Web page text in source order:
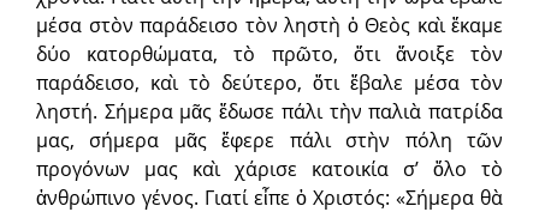
μέσα στὸν παράδεισο τὸν ληστὴ ὁ Θεὸς καὶ ἔκαμε
δύο κατορθώματα, τὸ πρῶτο, ὅτι ἄνοιξε τὸν
παράδεισο, καὶ τὸ δεύτερο, ὅτι ἔβαλε μέσα τὸν
ληστή. Σήμερα μᾶς ἔδωσε πάλι τὴν παλιὰ πατρίδα
μας, σήμερα μᾶς ἔφερε πάλι στὴν πόλη τῶν
προγόνων μας καὶ χάρισε κατοικία σ’ ὅλο τὸ
ἀνθρώπινο γένος. Γιατί εἶπε ὁ Χριστός: «Σήμερα θὰ